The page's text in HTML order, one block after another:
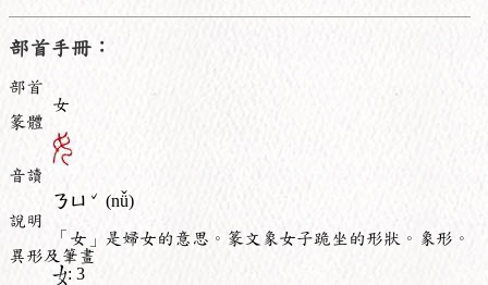
部首手冊：
部首
女
篆體
音讀
ㄋㄩ ˇ (nǚ)
說明
「女」是婦女的意思。篆文象女子跪坐的形狀。象形。
異形及筆畫
: 3